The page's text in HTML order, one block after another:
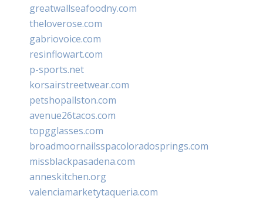
greatwallseafoodny.com
theloverose.com
gabriovoice.com
resinflowart.com
p-sports.net
korsairstreetwear.com
petshopallston.com
avenue26tacos.com
topgglasses.com
broadmoornailsspacoloradosprings.com
missblackpasadena.com
anneskitchen.org
valenciamarketytaqueria.com